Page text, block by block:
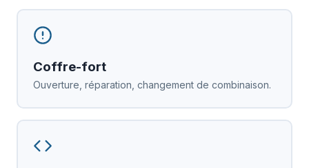
Coffre-fort
Ouverture, réparation, changement de combinaison.